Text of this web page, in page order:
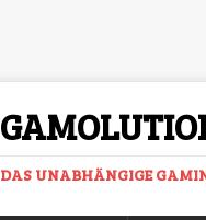
DAS UNABHÄNGIGE